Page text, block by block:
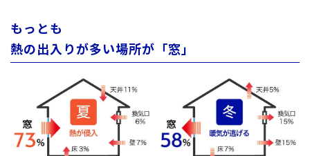
もっとも
熱の出入りが多い場所が「窓」